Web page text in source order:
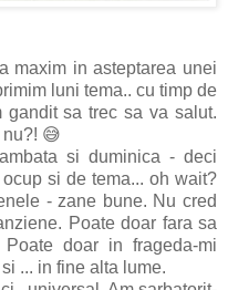
maxim in asteptarea unei
luni tema.. cu timp de
gandit sa trec sa va salut.
😅
si duminica - deci
si de tema... oh wait?
- zane bune. Nu cred
Poate doar fara sa
doar in frageda-mi
... in fine alta lume.